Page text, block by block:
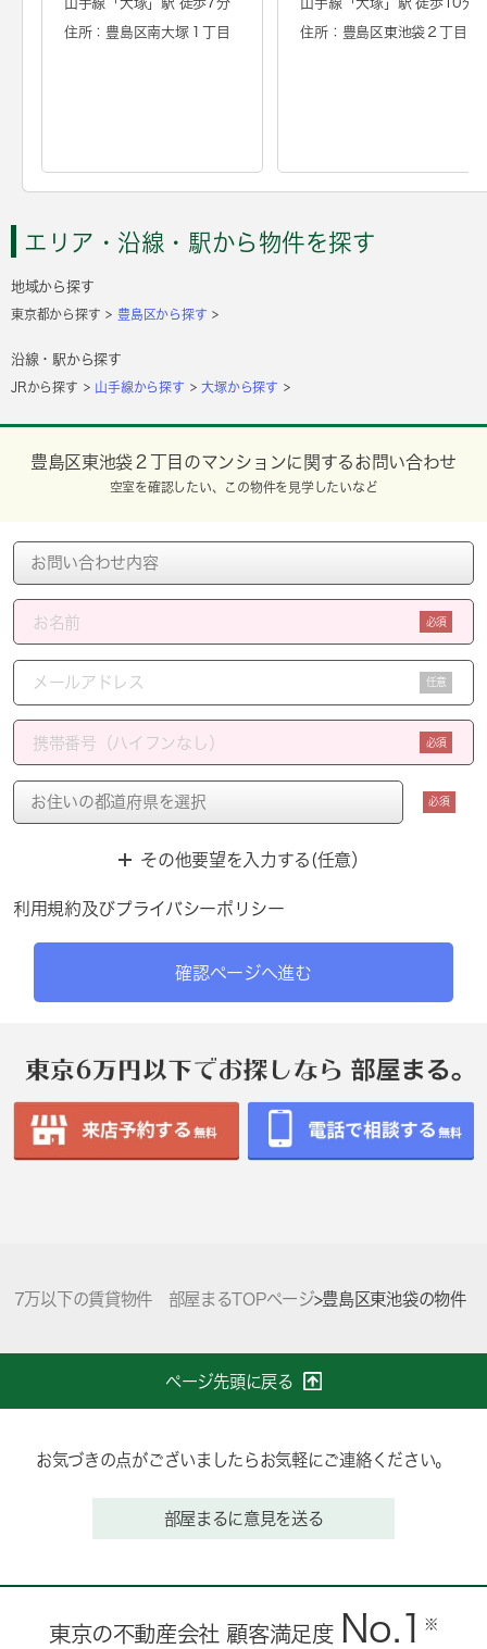
住所：豊島区南大塚１丁目 住所：豊島区東池袋２丁目
エリア・沿線・駅から物件を探す
地域から探す
東京都から探す 豊島区から探す
沿線・駅から探す
JRから探す 山手線から探す 大塚から探す
豊島区東池袋２丁目のマンションに関するお問い合わせ
空室を確認したい、この物件を見学したいなど
必須
任意
必須
必須
その他要望を入力する(任意）
利用規約及びプライバシーポリシー
確認ページへ進む
7万以下の賃貸物件 部屋まるTOPページ>豊島区東池袋の物件
ページ先頭に戻る
お気づきの点がございましたらお気軽にご連絡ください。
部屋まるに意見を送る
東京の不動産会社 顧客満足度 No.1 ※